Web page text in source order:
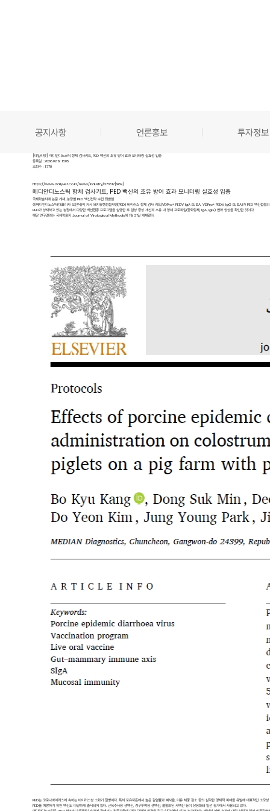
공지사항 언론홍보 투자정보
[데일리벳] 메디안디노스틱 항체 검사키트, PED 백신의 초유 방어 효과 모니터링 실효성 입증
등록일 : 2026.02.12 13:05
조회수 : 1,770
https://www.dailyvet.co.kr/news/industry/273317[969]
메디안디노스틱 항체 검사키트, PED 백신의 초유 방어 효과 모니터링 실효성 입증
국제학술지에 논문 게재...농장별 PED 백신전략 수립 뒷받침
㈜메디안디노스틱(대표이사 오진식)이 자사 돼지유행성설사병(PED) 바이러스 항체 검사 키트(VDPro® PEDV IgA ELISA, VDPro® PEDV IgG ELISA)가 PED 백신접종
PED가 상재하고 있는 농장에서 다양한 백신접종 프로그램을 실행한 후 임상 증상 개선과 초유 내 항체 프로파일(중화항체, IgA, IgG) 변화 양상을 확인한 것이다.
해당 연구결과는 국제학술지 Journal of Virological Methods에 1월 31일 게재됐다.
PED는 코로나바이러스에 속하는 바이러스성 소화기 질병이다. 특히 포유자돈에서 높은 감염률과 폐사율, 이유 체중 감소 등의 심각한 경제적 피해를 유발해 대표적인 소모성
PED를 예방하기 위한 백신도 다양하게 출시되어 있다. 근육주사용 생백신, 경구투여용 생백신, 불활화된 사백신 등이 상용화돼 일선 농가에서 사용되고 있다.